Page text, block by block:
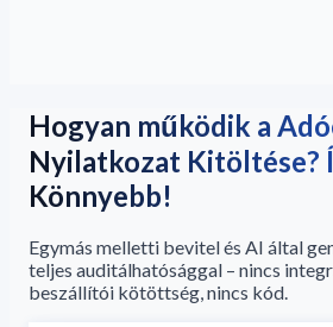
Hogyan működik a
Nyilatkozat Kitöltése?
Könnyebb!
Egymás melletti bevitel és AI által
teljes auditálhatósággal – nincs
beszállítói kötöttség, nincs kód.